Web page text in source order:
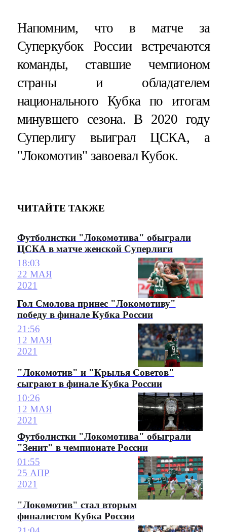
Напомним, что в матче за
Суперкубок России встречаются
команды, ставшие чемпионом
страны и обладателем
национального Кубка по итогам
минувшего сезона. В 2020 году
Суперлигу выиграл ЦСКА, а
"Локомотив" завоевал Кубок.
ЧИТАЙТЕ ТАКЖЕ
Футболистки "Локомотива" обыграли
ЦСКА в матче женской Суперлиги
18:03
22 МАЯ
2021
Гол Смолова принес "Локомотиву"
победу в финале Кубка России
21:56
12 МАЯ
2021
"Локомотив" и "Крылья Советов"
сыграют в финале Кубка России
10:26
12 МАЯ
2021
Футболистки "Локомотива" обыграли
"Зенит" в чемпионате России
01:55
25 АПР
2021
"Локомотив" стал вторым
финалистом Кубка России